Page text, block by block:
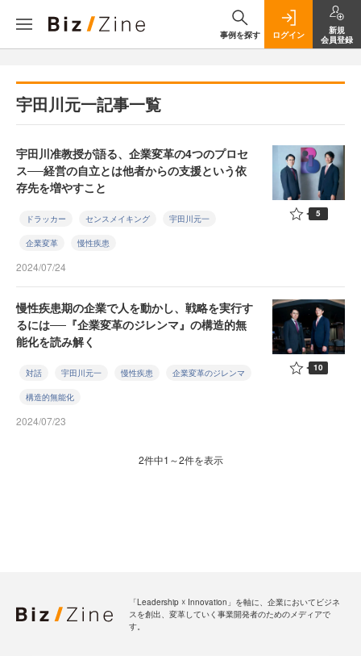
事例を探す ログイン
新規
会員登録
宇田川元一記事一覧
宇田川准教授が語る、企業変革の4つのプロセ
ス──経営の自立とは他者からの支援という依
存先を増やすこと
ドラッカー センスメイキング 宇田川元一
企業変革 慢性疾患
2024/07/24
5
慢性疾患期の企業で人を動かし、戦略を実行す
るには──『企業変革のジレンマ』の構造的無
能化を読み解く
対話 宇田川元一 慢性疾患 企業変革のジレンマ
構造的無能化
2024/07/23
10
2件中1～2件を表示
「Leadership ☓ Innovation」を軸に、企業においてビジネ
スを創出、変革していく事業開発者のためのメディアで
す。